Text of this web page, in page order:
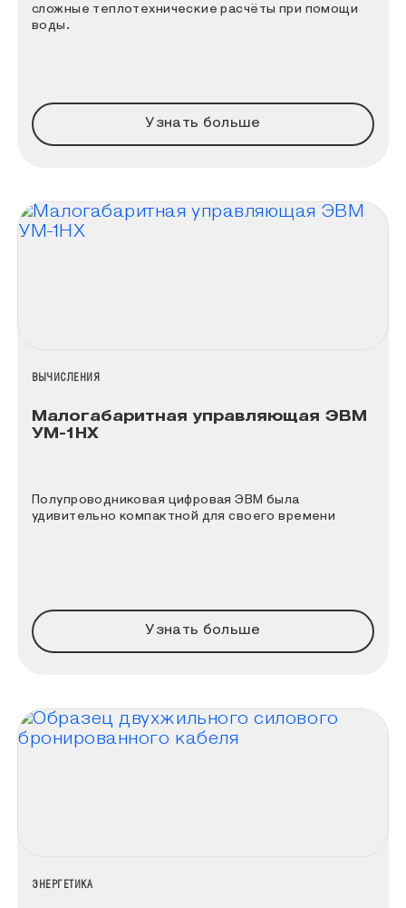
сложные теплотехнические расчёты при помощи
воды.
Узнать больше
НАЗВАНИЕ КОЛЛЕКЦИИ
ВЫЧИСЛЕНИЯ
Малогабаритная управляющая ЭВМ
УМ-1НХ
Полупроводниковая цифровая ЭВМ была
удивительно компактной для своего времени
Узнать больше
НАЗВАНИЕ КОЛЛЕКЦИИ
ЭНЕРГЕТИКА